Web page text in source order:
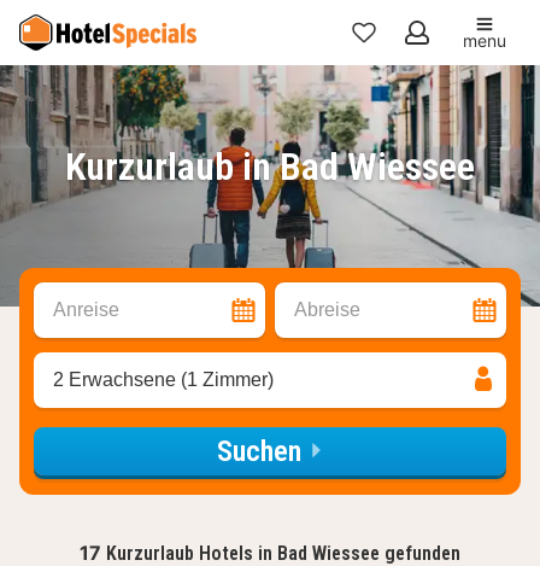
Meine
Favoriten
menu
Kurzurlaub in Bad Wiessee
Anreise Abreise
2 Erwachsene (1 Zimmer)
Suchen
17 Kurzurlaub Hotels in Bad Wiessee gefunden